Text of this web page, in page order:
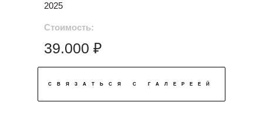
СВЯЗАТЬСЯ С ГАЛЕРЕЕЙ
39.000 ₽
Стоимость:
2025